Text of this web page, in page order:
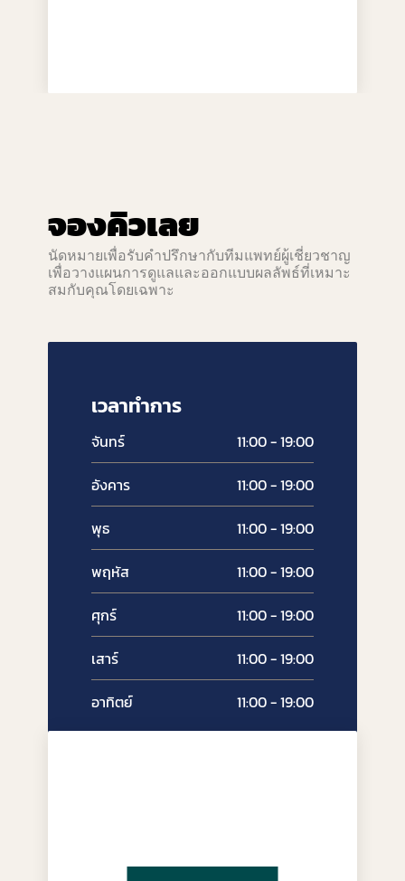
จองคิวเลย
นัดหมายเพื่อรับคำปรึกษากับทีมแพทย์ผู้เชี่ยวชาญ
เพื่อวางแผนการดูแลและออกแบบผลลัพธ์ที่เหมาะ
สมกับคุณโดยเฉพาะ
เวลาทำการ
จันทร์
11:00 - 19:00
อังคาร
11:00 - 19:00
พุธ
11:00 - 19:00
พฤหัส
11:00 - 19:00
ศุกร์
11:00 - 19:00
เสาร์
11:00 - 19:00
อาทิตย์
11:00 - 19:00